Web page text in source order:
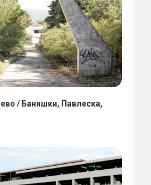
/ Банишки, Павлеска,